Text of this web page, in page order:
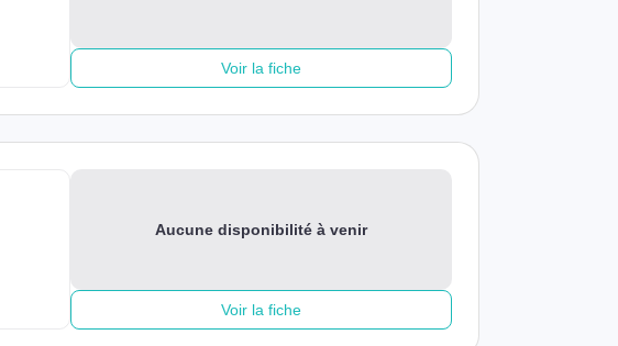
Voir la fiche
Aucune disponibilité à venir
Voir la fiche